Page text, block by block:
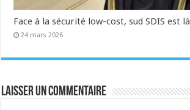
Face à la sécurité low-cost, sud SDIS est là
24 mars 2026
Laisser un commentaire